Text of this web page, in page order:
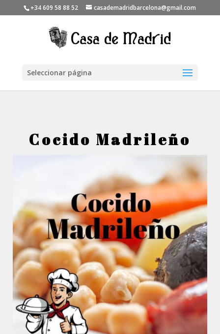
+34 609 58 88 52 casademadridbarcelona@gmail.com
Seleccionar página
Cocido Madrileño